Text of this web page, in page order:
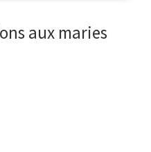
aux maries